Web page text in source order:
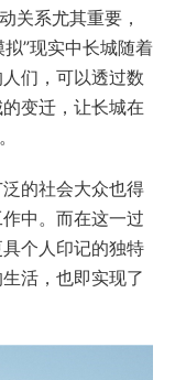
关系尤其重要，
”现实中长城随着
们，可以透过数
变迁，让长城在
的社会大众也得
中。而在这一过
个人印记的独特
活，也即实现了